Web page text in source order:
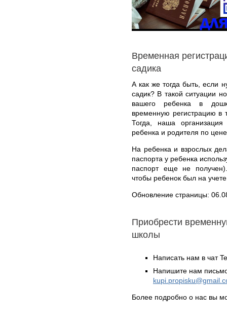
Временная
садика
А как же тогда быть, если
садик? В такой ситуации
вашего ребенка в
временную регистрацию в
Тогда, наша
ребенка и родителя по
На ребенка и взрослых
паспорта у ребенка
паспорт еще не
чтобы ребенок был на
Обновление страницы:
Приобрести
школы
Написать нам в чат
Напишите нам
Более подробно о нас вы